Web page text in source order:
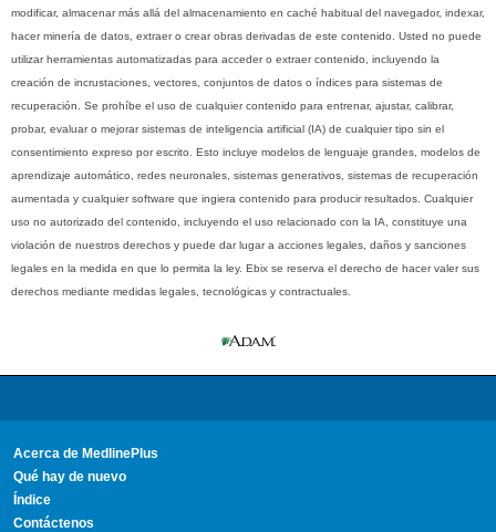
modificar, almacenar más allá del almacenamiento en caché habitual del navegador, indexar,
hacer minería de datos, extraer o crear obras derivadas de este contenido. Usted no puede
utilizar herramientas automatizadas para acceder o extraer contenido, incluyendo la
creación de incrustaciones, vectores, conjuntos de datos o índices para sistemas de
recuperación. Se prohíbe el uso de cualquier contenido para entrenar, ajustar, calibrar,
probar, evaluar o mejorar sistemas de inteligencia artificial (IA) de cualquier tipo sin el
consentimiento expreso por escrito. Esto incluye modelos de lenguaje grandes, modelos de
aprendizaje automático, redes neuronales, sistemas generativos, sistemas de recuperación
aumentada y cualquier software que ingiera contenido para producir resultados. Cualquier
uso no autorizado del contenido, incluyendo el uso relacionado con la IA, constituye una
violación de nuestros derechos y puede dar lugar a acciones legales, daños y sanciones
legales en la medida en que lo permita la ley. Ebix se reserva el derecho de hacer valer sus
derechos mediante medidas legales, tecnológicas y contractuales.
Acerca de MedlinePlus
Qué hay de nuevo
Índice
Contáctenos